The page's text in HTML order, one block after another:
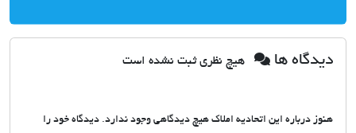
دیدگاه ها هیچ نظری ثبت نشده است
هنوز درباره این اتحادیه املاک هیچ دیدگاهی وجود ندارد. دیدگاه خود را